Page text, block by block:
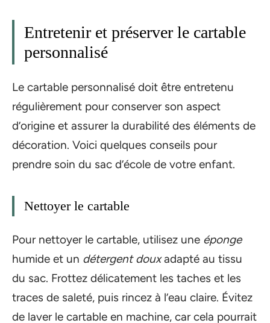
Entretenir et préserver le cartable
personnalisé
Le cartable personnalisé doit être entretenu
régulièrement pour conserver son aspect
d’origine et assurer la durabilité des éléments de
décoration. Voici quelques conseils pour
prendre soin du sac d’école de votre enfant.
Nettoyer le cartable
Pour nettoyer le cartable, utilisez une éponge
humide et un détergent douxadapté au tissu
du sac. Frottez délicatement les taches et les
traces de saleté, puis rincez à l’eau claire. Évitez
de laver le cartable en machine, car cela pourrait